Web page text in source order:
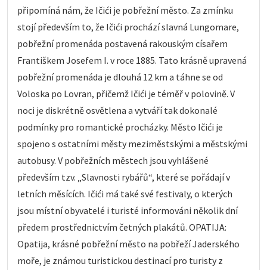
připomíná nám, že Ičići je pobřežní město. Za zmínku
stojí především to, že Ičići prochází slavná Lungomare,
pobřežní promenáda postavená rakouským císařem
Františkem Josefem I. v roce 1885. Tato krásně upravená
pobřežní promenáda je dlouhá 12 km a táhne se od
Voloska po Lovran, přičemž Ičići je téměř v polovině. V
noci je diskrétně osvětlena a vytváří tak dokonalé
podmínky pro romantické procházky. Město Ičići je
spojeno s ostatními městy meziměstskými a městskými
autobusy. V pobřežních městech jsou vyhlášené
především tzv. „Slavnosti rybářů“, které se pořádají v
letních měsících. Ičići má také své festivaly, o kterých
jsou místní obyvatelé i turisté informováni několik dní
předem prostřednictvím četných plakátů. OPATIJA:
Opatija, krásné pobřežní město na pobřeží Jaderského
moře, je známou turistickou destinací pro turisty z